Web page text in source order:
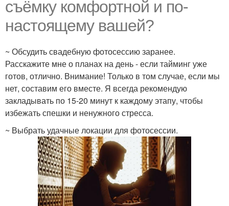
съёмку комфортной и по-
настоящему вашей?
~ Обсудить свадебную фотосессию заранее.
Расскажите мне о планах на день - если тайминг уже
готов, отлично. Внимание! Только в том случае, если мы
нет, составим его вместе. Я всегда рекомендую
закладывать по 15-20 минут к каждому этапу, чтобы
избежать спешки и ненужного стресса.
~ Выбрать удачные локации для фотосессии.